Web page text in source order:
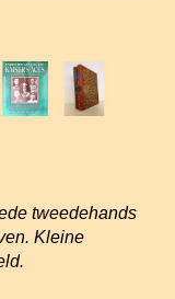
tweedehands
Kleine